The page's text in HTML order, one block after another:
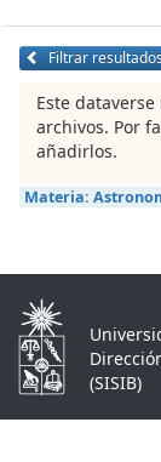
Filtrar resultados
Este
archivos. Por
añadirlos.
Materia:
(SISIB)